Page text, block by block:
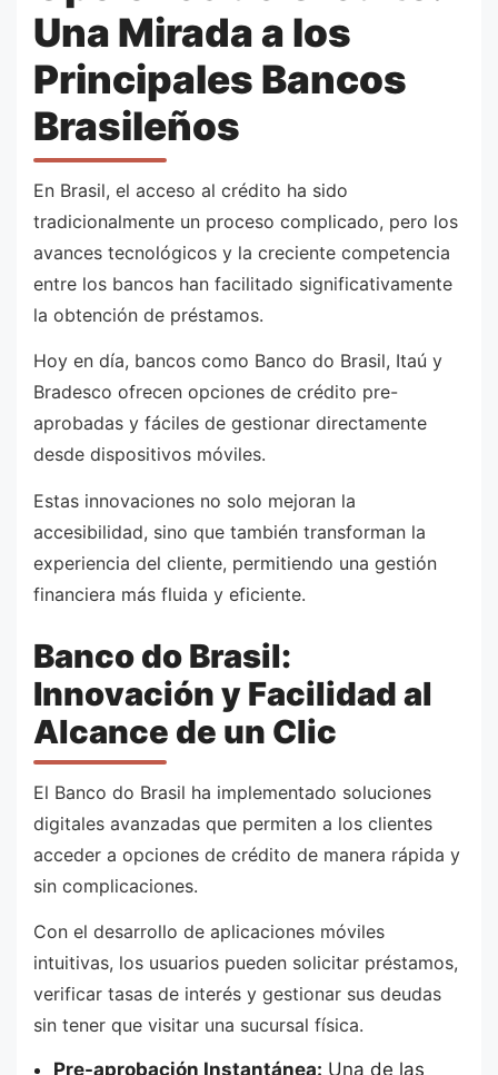
Una Mirada a los
Principales Bancos
Brasileños
En Brasil, el acceso al crédito ha sido
tradicionalmente un proceso complicado, pero los
avances tecnológicos y la creciente competencia
entre los bancos han facilitado significativamente
la obtención de préstamos.
Hoy en día, bancos como Banco do Brasil, Itaú y
Bradesco ofrecen opciones de crédito pre-
aprobadas y fáciles de gestionar directamente
desde dispositivos móviles.
Estas innovaciones no solo mejoran la
accesibilidad, sino que también transforman la
experiencia del cliente, permitiendo una gestión
financiera más fluida y eficiente.
Banco do Brasil:
Innovación y Facilidad al
Alcance de un Clic
El Banco do Brasil ha implementado soluciones
digitales avanzadas que permiten a los clientes
acceder a opciones de crédito de manera rápida y
sin complicaciones.
Con el desarrollo de aplicaciones móviles
intuitivas, los usuarios pueden solicitar préstamos,
verificar tasas de interés y gestionar sus deudas
sin tener que visitar una sucursal física.
Pre-aprobación Instantánea: Una de las